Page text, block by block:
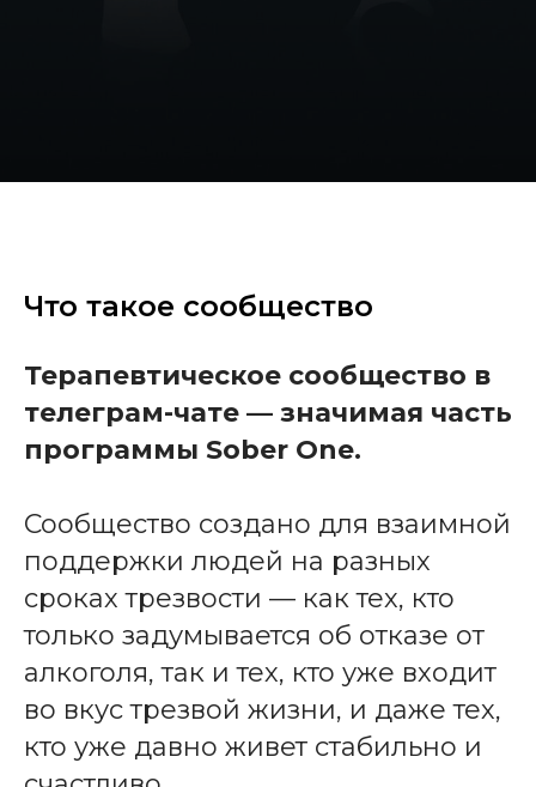
Что такое сообщество
Терапевтическое сообщество в
телеграм-чате — значимая часть
программы Sober One.
Сообщество создано для взаимной
поддержки людей на разных
сроках трезвости — как тех, кто
только задумывается об отказе от
алкоголя, так и тех, кто уже входит
во вкус трезвой жизни, и даже тех,
кто уже давно живет стабильно и